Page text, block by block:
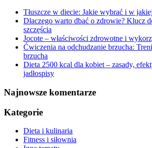
Tłuszcze w diecie: Jakie wybrać i w
Dlaczego warto dbać o zdrowie? Klucz
szczęścia
Jocote – właściwości zdrowotne i
Ćwiczenia na odchudzanie brzucha:
brzucha
Dieta 2500 kcal dla kobiet – zasady,
jadłospisy
Najnowsze komentarze
Kategorie
Dieta i kulinaria
Fitness i siłownia